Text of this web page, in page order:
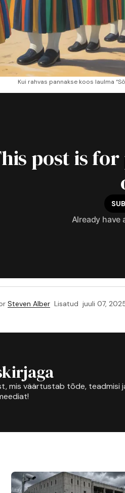
Kui rahvas pannakse koos laulma
post is
Already have
Steven Alber Lisatud juuli 07,
mis väärtustab tõde, teadmisi